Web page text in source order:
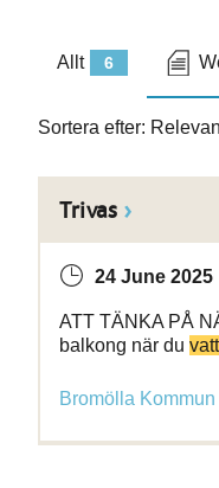
6
Allt
Sortera efter:
Trivas
24 June 2025
ATT TÄNKA PÅ
balkong när du
Bromölla Kommun